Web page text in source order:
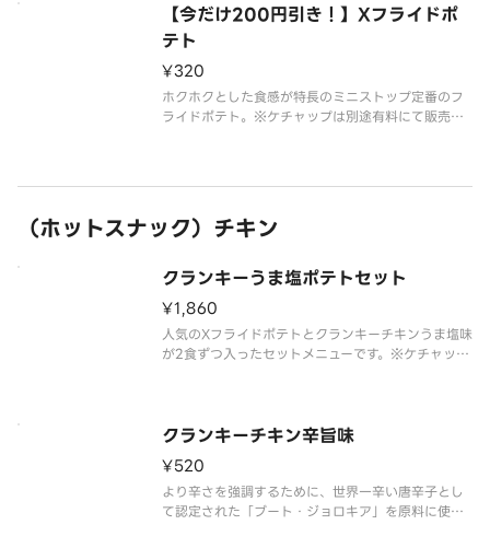
【今だけ200円引き！】Xフライドポ
テト
¥320
ホクホクとした食感が特長のミニストップ定番のフ
ライドポテト。※ケチャップは別途有料にて販売し
（ホットスナック）チキン
クランキーうま塩ポテトセット
¥1,860
人気のXフライドポテトとクランキーチキンうま塩味
が2食ずつ入ったセットメニューです。※ケチャップ
クランキーチキン辛旨味
¥520
より辛さを強調するために、世界一辛い唐辛子とし
て認定された「ブート・ジョロキア」を原料に使用